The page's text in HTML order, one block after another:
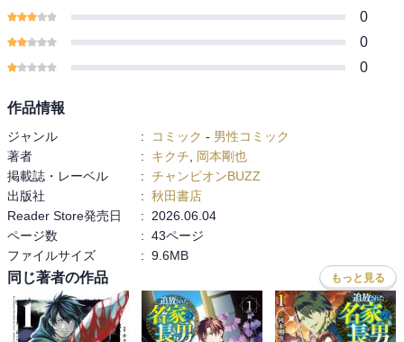
0
0
0
作品情報
ジャンル : コミック - 男性コミック
著者
: キクチ
岡本剛也
掲載誌・レーベル
: チャンピオンBUZZ
出版社
: 秋田書店
Reader Store発売日
:
2026.06.04
ページ数
: 43ページ
ファイルサイズ
: 9.6MB
同じ著者の作品 もっと見る